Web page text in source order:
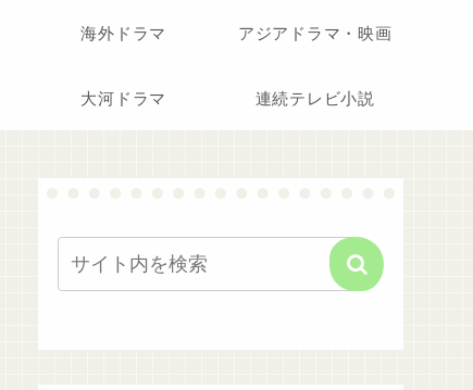
海外ドラマ アジアドラマ・映画
大河ドラマ 連続テレビ小説